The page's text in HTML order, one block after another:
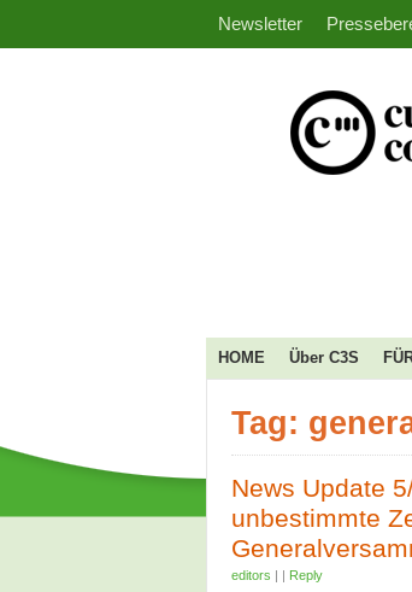
Newsletter
HOME Über C3S
Tag:
News Update
unbestimmte
editors | | Reply